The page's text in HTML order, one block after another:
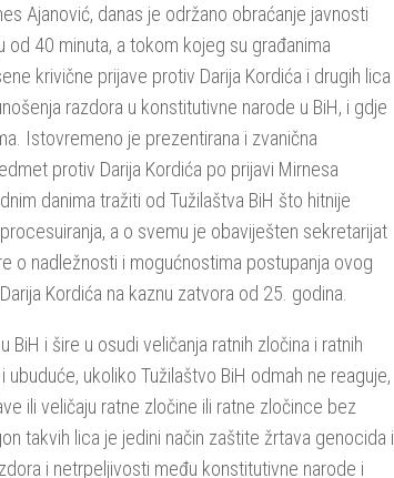
Ajanović, danas je održano obraćanje javnosti
40 minuta, a tokom kojeg su građanima
krivične prijave protiv Darija Kordića i drugih lica
razdora u konstitutivne narode u BiH, i gdje
Istovremeno je prezentirana i zvanična
protiv Darija Kordića po prijavi Mirnesa
danima tražiti od Tužilaštva BiH što hitnije
a o svemu je obaviješten sekretarijat
o nadležnosti i mogućnostima postupanja ovog
Kordića na kaznu zatvora od 25. godina.
i šire u osudi veličanja ratnih zločina i ratnih
ukoliko Tužilaštvo BiH odmah ne reaguje,
ili veličaju ratne zločine ili ratne zločince bez
takvih lica je jedini način zaštite žrtava genocida i
i netrpeljivosti među konstitutivne narode i